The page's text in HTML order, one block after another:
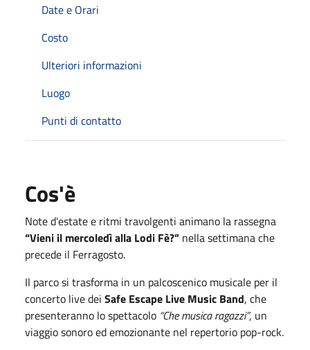
Date e Orari
Costo
Ulteriori informazioni
Luogo
Punti di contatto
Cos'è
Note d'estate e ritmi travolgenti animano la rassegna
“Vieni il mercoledì alla Lodi Fè?” nella settimana che
precede il Ferragosto.
Il parco si trasforma in un palcoscenico musicale per il
concerto live dei Safe Escape Live Music Band, che
presenteranno lo spettacolo “Che musica ragazzi”, un
viaggio sonoro ed emozionante nel repertorio pop-rock.